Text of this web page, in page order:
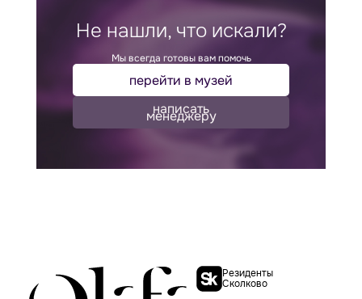
Не нашли, что искали?
Мы всегда готовы вам помочь
перейти в музей
написать
менеджеру
Резиденты
Сколково